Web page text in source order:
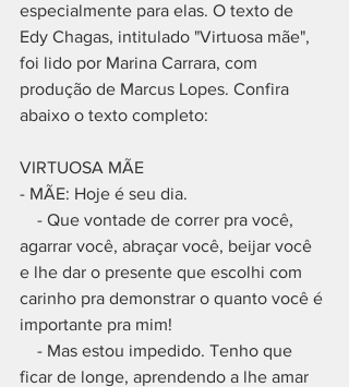
especialmente para elas. O texto de
Edy Chagas, intitulado "Virtuosa mãe",
foi lido por Marina Carrara, com
produção de Marcus Lopes. Confira
abaixo o texto completo:
VIRTUOSA MÃE
- MÃE: Hoje é seu dia.
agarrar você, abraçar você, beijar você
e lhe dar o presente que escolhi com
carinho pra demonstrar o quanto você é
importante pra mim!
ficar de longe, aprendendo a lhe amar